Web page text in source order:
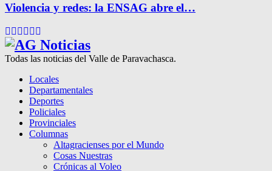
Violencia y redes: la ENSAG abre el…
Facebook
Twitter
Instagram
Pinterest
Google
Todas las noticias del Valle de Paravachasca.
Locales
Departamentales
Deportes
Policiales
Provinciales
Columnas
Altagracienses por el Mundo
Cosas Nuestras
Crónicas al Voleo